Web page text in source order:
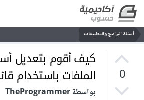
أسئلة البرامج والتطبيقات
0
كيف أقوم بتعديل
الملفات باستخدام
بواسطة TheProgrammer